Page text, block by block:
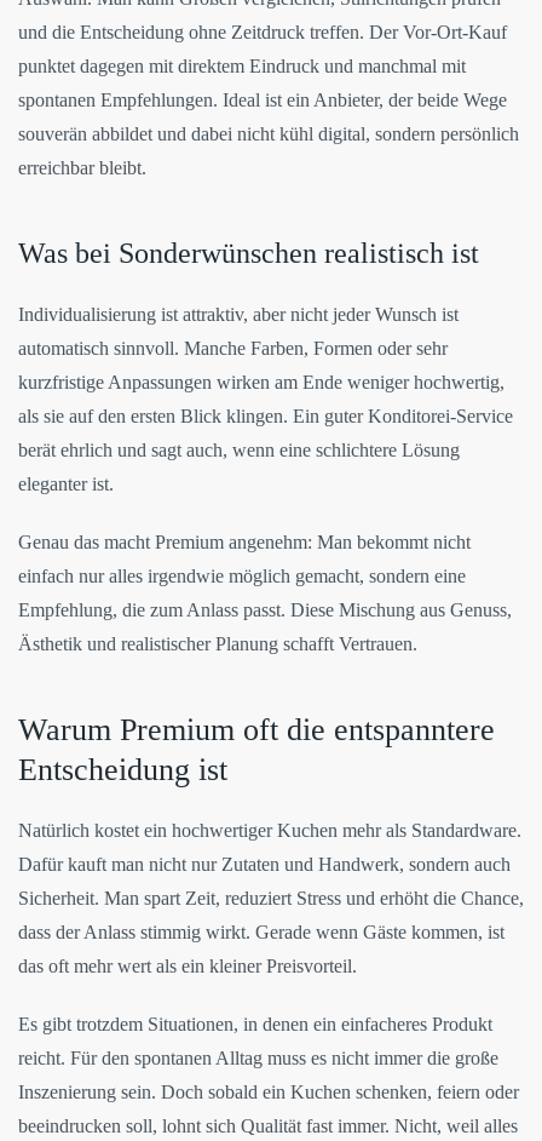
und die Entscheidung ohne Zeitdruck treffen. Der Vor-Ort-Kauf
punktet dagegen mit direktem Eindruck und manchmal mit
spontanen Empfehlungen. Ideal ist ein Anbieter, der beide Wege
souverän abbildet und dabei nicht kühl digital, sondern persönlich
erreichbar bleibt.
Was bei Sonderwünschen realistisch ist
Individualisierung ist attraktiv, aber nicht jeder Wunsch ist
automatisch sinnvoll. Manche Farben, Formen oder sehr
kurzfristige Anpassungen wirken am Ende weniger hochwertig,
als sie auf den ersten Blick klingen. Ein guter Konditorei-Service
berät ehrlich und sagt auch, wenn eine schlichtere Lösung
eleganter ist.
Genau das macht Premium angenehm: Man bekommt nicht
einfach nur alles irgendwie möglich gemacht, sondern eine
Empfehlung, die zum Anlass passt. Diese Mischung aus Genuss,
Ästhetik und realistischer Planung schafft Vertrauen.
Warum Premium oft die entspanntere
Entscheidung ist
Natürlich kostet ein hochwertiger Kuchen mehr als Standardware.
Dafür kauft man nicht nur Zutaten und Handwerk, sondern auch
Sicherheit. Man spart Zeit, reduziert Stress und erhöht die Chance,
dass der Anlass stimmig wirkt. Gerade wenn Gäste kommen, ist
das oft mehr wert als ein kleiner Preisvorteil.
Es gibt trotzdem Situationen, in denen ein einfacheres Produkt
reicht. Für den spontanen Alltag muss es nicht immer die große
Inszenierung sein. Doch sobald ein Kuchen schenken, feiern oder
beeindrucken soll, lohnt sich Qualität fast immer. Nicht, weil alles